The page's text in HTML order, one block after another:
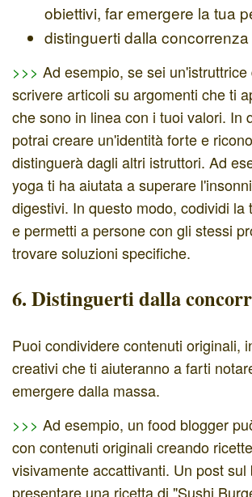
obiettivi, far emergere la tua
distinguerti dalla concorrenza
>>> Ad esempio, se sei
scrivere articoli su argomenti che ti
che sono in linea con i tuoi valori. In
potrai creare un'identità forte e
distinguerà dagli altri istruttori. Ad
yoga ti ha aiutata a superare
digestivi. In questo modo, codividi la
e permetti a persone con gli stessi
trovare soluzioni specifiche.
6. Distinguerti dalla
Puoi condividere contenuti originali,
creativi che ti aiuteranno a farti
emergere dalla massa.
>>> Ad esempio, un food blogger
con contenuti originali creando
visivamente accattivanti. Un post
presentare una ricetta di "Sushi